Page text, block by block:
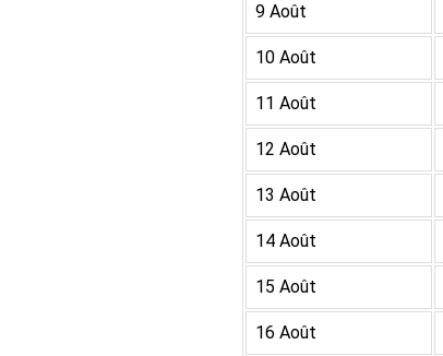
9 Août
10 Août
11 Août
12 Août
13 Août
14 Août
15 Août
16 Août